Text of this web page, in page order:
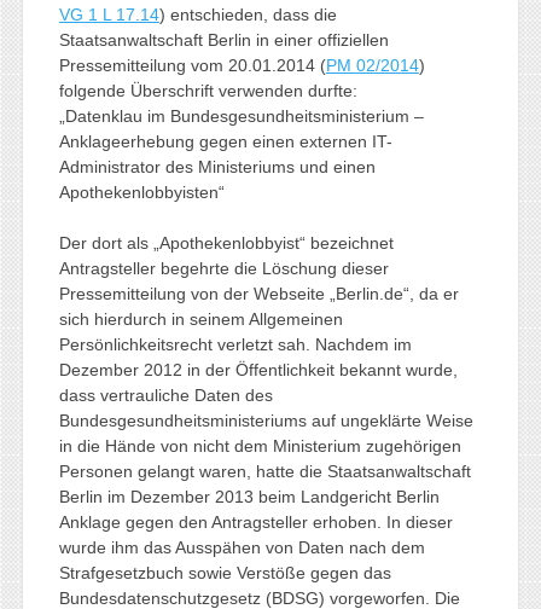
VG 1 L 17.14) entschieden, dass die
Staatsanwaltschaft Berlin in einer offiziellen
Pressemitteilung vom 20.01.2014 (PM 02/2014)
folgende Überschrift verwenden durfte:
„Datenklau im Bundesgesundheitsministerium –
Anklageerhebung gegen einen externen IT-
Administrator des Ministeriums und einen
Apothekenlobbyisten“
Der dort als „Apothekenlobbyist“ bezeichnet
Antragsteller begehrte die Löschung dieser
Pressemitteilung von der Webseite „Berlin.de“, da er
sich hierdurch in seinem Allgemeinen
Persönlichkeitsrecht verletzt sah. Nachdem im
Dezember 2012 in der Öffentlichkeit bekannt wurde,
dass vertrauliche Daten des
Bundesgesundheitsministeriums auf ungeklärte Weise
in die Hände von nicht dem Ministerium zugehörigen
Personen gelangt waren, hatte die Staatsanwaltschaft
Berlin im Dezember 2013 beim Landgericht Berlin
Anklage gegen den Antragsteller erhoben. In dieser
wurde ihm das Ausspähen von Daten nach dem
Strafgesetzbuch sowie Verstöße gegen das
Bundesdatenschutzgesetz (BDSG) vorgeworfen. Die